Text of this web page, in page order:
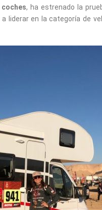
, ha estrenado la
a liderar en la categoría de